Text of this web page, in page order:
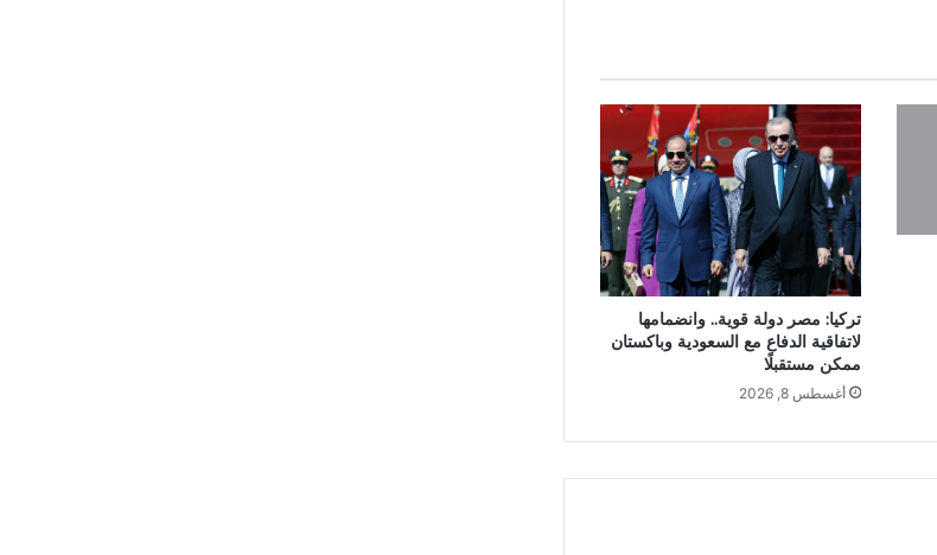
تركيا: مصر دولة قوية.. وانضمامها
لاتفاقية الدفاع مع السعودية وباكستان
ممكن مستقبلًا
أغسطس 8, 2026